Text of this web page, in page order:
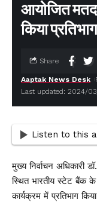
आयोजित
किया
Last updated: 2024/
Aaptak News Desk
Share
Listen to this
मुख्य निर्वाचन अधिकारी
स्थित भारतीय स्टेट बैंक के
कार्यक्रम में प्रतिभाग